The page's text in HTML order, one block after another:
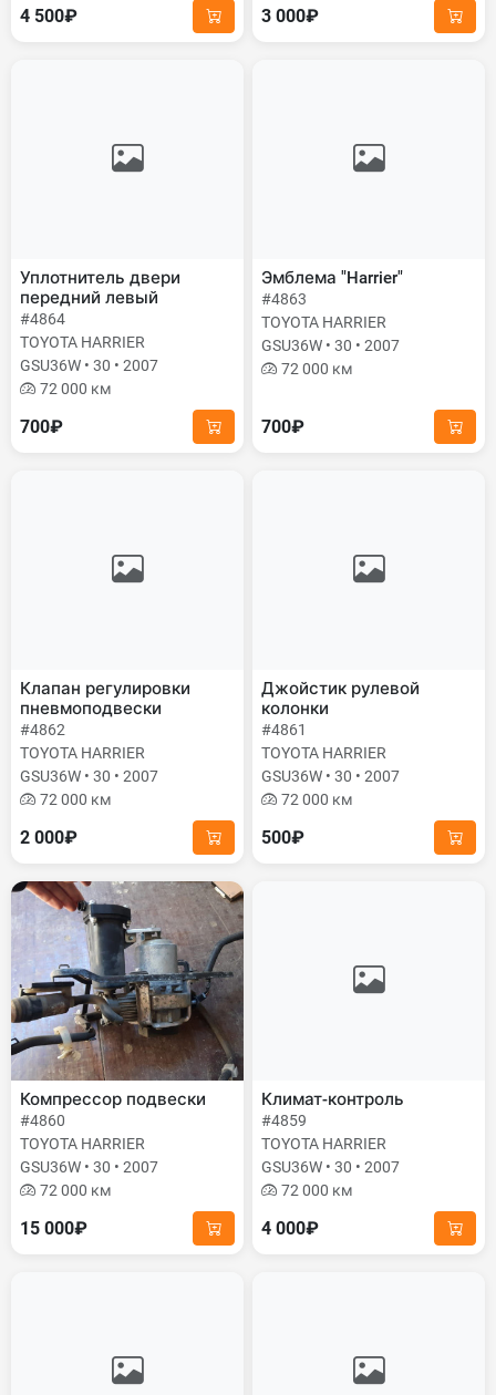
4 500₽ 3 000₽
Уплотнитель двери
передний левый
#4864
TOYOTA HARRIER
GSU36W • 30 • 2007
72 000 км
700₽
Эмблема "Harrier"
#4863
TOYOTA HARRIER
GSU36W • 30 • 2007
72 000 км
700₽
Клапан регулировки
пневмоподвески
#4862
TOYOTA HARRIER
GSU36W • 30 • 2007
72 000 км
2 000₽
Джойстик рулевой
колонки
#4861
TOYOTA HARRIER
GSU36W • 30 • 2007
72 000 км
500₽
Компрессор подвески
#4860
TOYOTA HARRIER
GSU36W • 30 • 2007
72 000 км
15 000₽
Климат-контроль
#4859
TOYOTA HARRIER
GSU36W • 30 • 2007
72 000 км
4 000₽